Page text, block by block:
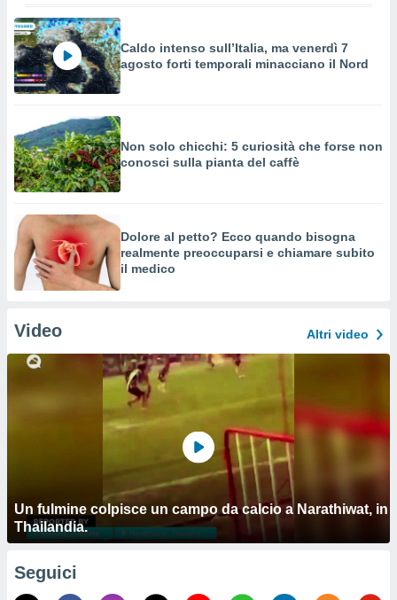
Caldo intenso sull’Italia, ma venerdì 7
agosto forti temporali minacciano il Nord
Non solo chicchi: 5 curiosità che forse non
conosci sulla pianta del caffè
Dolore al petto? Ecco quando bisogna
realmente preoccuparsi e chiamare subito
il medico
Video Altri video
Un fulmine colpisce un campo da calcio a Narathiwat, in
Thailandia.
Seguici